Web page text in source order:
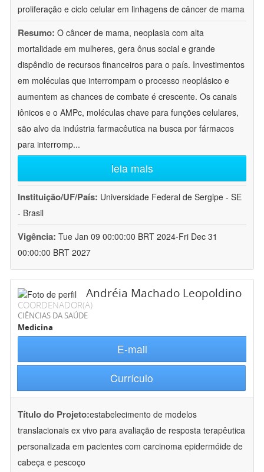
proliferação e ciclo celular em linhagens de câncer de mama
Resumo: O câncer de mama, neoplasia com alta
mortalidade em mulheres, gera ônus social e grande
dispêndio de recursos financeiros para o país. Investimentos
em moléculas que interrompam o processo neoplásico e
aumentem as chances de combate é crescente. Os canais
iônicos e o AMPc, moléculas chave para funções celulares,
são alvo da indústria farmacêutica na busca por fármacos
para interromp...
leia mais
Instituição/UF/País: Universidade Federal de Sergipe - SE
- Brasil
Vigência: Tue Jan 09 00:00:00 BRT 2024-Fri Dec 31
00:00:00 BRT 2027
Andréia Machado Leopoldino
COORDENADOR(A)
CIÊNCIAS DA SAÚDE
Medicina
E-mail
Currículo
Título do Projeto:estabelecimento de modelos
translacionais ex vivo para avaliação de resposta terapêutica
personalizada em pacientes com carcinoma epidermóide de
cabeça e pescoço